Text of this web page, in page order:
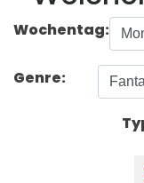
Wochentag:
Genre: